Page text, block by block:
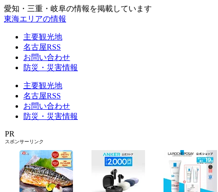
愛知・三重・岐阜の情報を掲載しています
東海エリアの情報
主要観光地
名古屋RSS
お問い合わせ
防災・災害情報
主要観光地
名古屋RSS
お問い合わせ
防災・災害情報
PR
スポンサーリンク